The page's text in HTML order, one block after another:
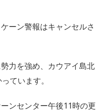
ーン警報はキャンセルさ
力を強め、カウアイ島北
ています。
ンセンター午後11時の更